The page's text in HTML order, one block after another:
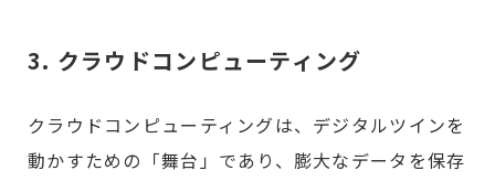
3. クラウドコンピューティング
クラウドコンピューティングは、デジタルツインを
動かすための「舞台」であり、膨大なデータを保存